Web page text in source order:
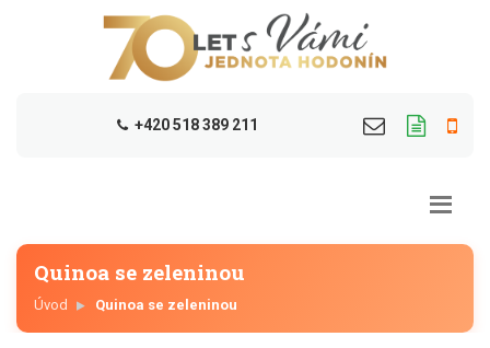
+420 518 389 211
Quinoa se zeleninou
Úvod Quinoa se zeleninou